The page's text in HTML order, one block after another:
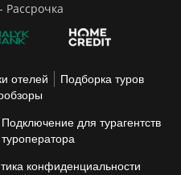
Рассрочка
отелей
Подборка туров
Подключение для турагентств
конфиденциальности